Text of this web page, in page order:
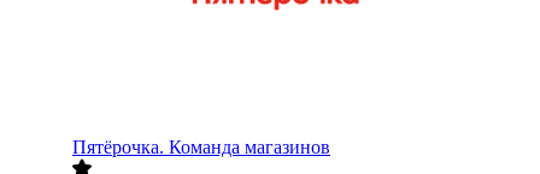
Пятёрочка. Команда магазинов